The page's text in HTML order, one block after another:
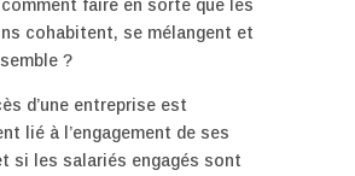
faire en sorte que les
cohabitent, se mélangent et
?
d’une entreprise est
lié à l’engagement de ses
si les salariés engagés sont